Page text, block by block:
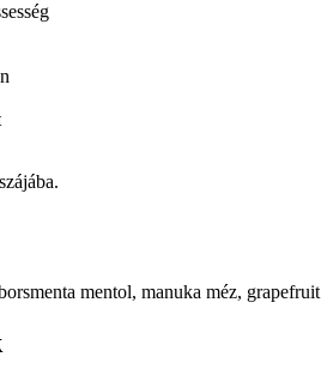
mentol, manuka méz, grapefruit